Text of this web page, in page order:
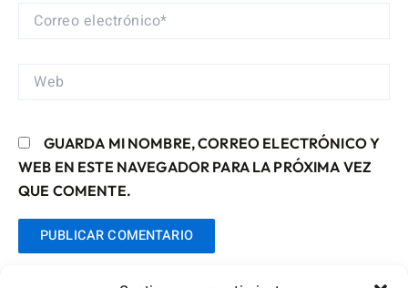
CORREO
WEB
GUARDA MI NOMBRE, CORREO ELECTRÓNICO Y
WEB EN ESTE NAVEGADOR PARA LA PRÓXIMA VEZ
QUE COMENTE.